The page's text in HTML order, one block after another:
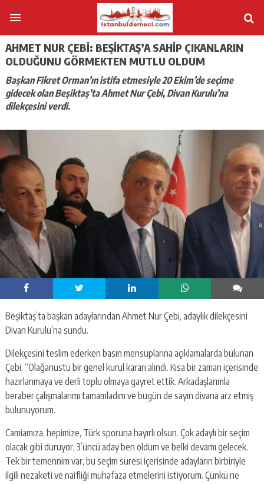
AHMET NUR ÇEBI: BEŞIKTAŞ’A SAHIP ÇIKANLARIN
OLDUĞUNU GÖRMEKTEN MUTLU OLDUM
Başkan Fikret Orman’ın istifa etmesiyle 20 Ekim’de seçime
gidecek olan Beşiktaş’ta Ahmet Nur Çebi, Divan Kurulu’na
dilekçesini verdi.
Beşiktaş’ta başkan adaylarından Ahmet Nur Çebi, adaylık dilekçesini
Divan Kurulu’na sundu.
Dilekçesini teslim ederken basın mensuplarına açıklamalarda bulunan
Çebi, “Olağanüstü bir genel kurul kararı alındı. Kısa bir zaman içerisinde
hazırlanmaya ve derli toplu olmaya gayret ettik. Arkadaşlarımla
beraber çalışmalarımı tamamladım ve bugün de sayın divana arz etmiş
bulunuyorum.
Camiamıza, hepimize, Türk sporuna hayırlı olsun. Çok adaylı bir seçim
olacak gibi duruyor, 3’üncü aday ben oldum ve belki devamı gelecek.
Tek bir temennim var, bu seçim süresi içerisinde adayların birbiriyle
ilgili nezaketi ve naifliği muhafaza etmelerini istiyorum. Çünkü ne